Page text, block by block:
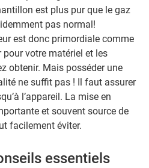
est plus pur que le gaz
pas normal!
est donc primordiale comme
votre matériel et les
obtenir. Mais posséder une
ne suffit pas ! Il faut assurer
l’appareil. La mise en
et souvent source de
facilement éviter.
essentiels